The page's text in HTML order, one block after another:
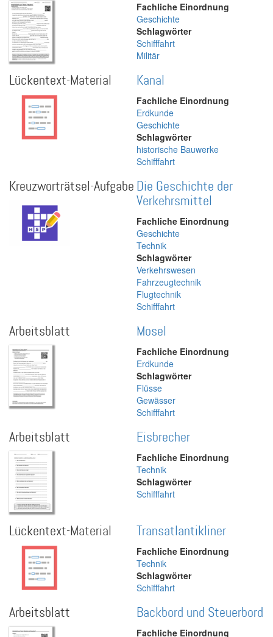
Fachliche Einordnung
Geschichte
Schlagwörter
Schifffahrt
Militär
Lückentext-Material Kanal
Fachliche Einordnung
Erdkunde
Geschichte
Schlagwörter
historische Bauwerke
Schifffahrt
Kreuzworträtsel-Aufgabe Die Geschichte der
Verkehrsmittel
Fachliche Einordnung
Geschichte
Technik
Schlagwörter
Verkehrswesen
Fahrzeugtechnik
Flugtechnik
Schifffahrt
Arbeitsblatt Mosel
Fachliche Einordnung
Erdkunde
Schlagwörter
Flüsse
Gewässer
Schifffahrt
Arbeitsblatt Eisbrecher
Fachliche Einordnung
Technik
Schlagwörter
Schifffahrt
Lückentext-Material Transatlantikliner
Fachliche Einordnung
Technik
Schlagwörter
Schifffahrt
Arbeitsblatt Backbord und Steuerbord
Fachliche Einordnung